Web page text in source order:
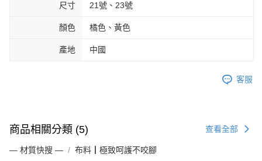
尺寸 21號、23號
顏色 橘色、黃色
產地 中國
客服
商品相關分類 (5) 查看全部
— 材質快搜 — 布料┃極致呵護不咬腳